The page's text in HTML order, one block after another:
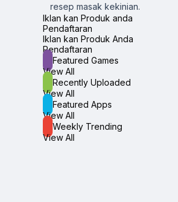
resep masak kekinian.
Iklan kan Produk anda
Pendaftaran
Iklan kan Produk Anda
Pendaftaran
Featured Games
View All
Recently Uploaded
View All
Featured Apps
View All
Weekly Trending
View All